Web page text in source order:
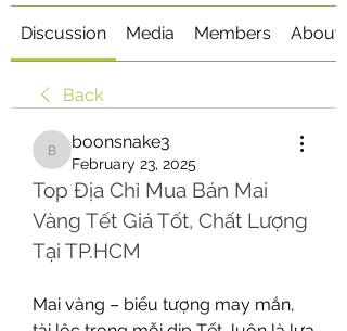
Discussion Media Members About
Back
boonsnake3
boonsnake3
February 23, 2025
Top Địa Chỉ Mua Bán Mai
Vàng Tết Giá Tốt, Chất Lượng
Tại TP.HCM
Mai vàng – biểu tượng may mắn,